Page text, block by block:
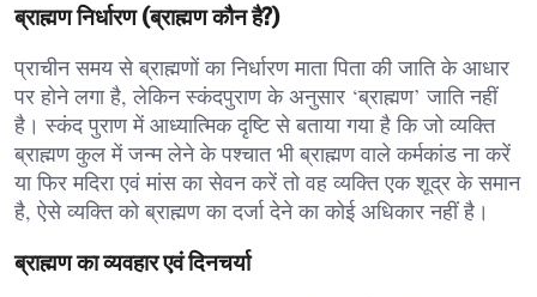
ब्राह्मण निर्धारण (ब्राह्मण कौन है?)
प्राचीन समय से ब्राह्मणों का निर्धारण माता पिता की जाति के आधार
पर होने लगा है, लेकिन स्कंदपुराण के अनुसार ‘ब्राह्मण’ जाति नहीं
है। स्कंद पुराण में आध्यात्मिक दृष्टि से बताया गया है कि जो व्यक्ति
ब्राह्मण कुल में जन्म लेने के पश्चात भी ब्राह्मण वाले कर्मकांड ना करें
या फिर मदिरा एवं मांस का सेवन करें तो वह व्यक्ति एक शूद्र के समान
है, ऐसे व्यक्ति को ब्राह्मण का दर्जा देने का कोई अधिकार नहीं है।
ब्राह्मण का व्यवहार एवं दिनचर्या